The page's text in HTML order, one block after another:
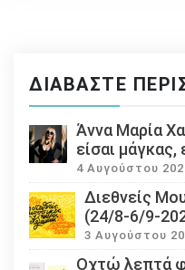
ΔΙΑΒΆΣΤΕ
Άννα Μαρία
είσαι μάγκας,
4 Αυγούστου
Διεθνείς
(24/8-6/9-
3 Αυγούστου
Οχτώ λεπτά